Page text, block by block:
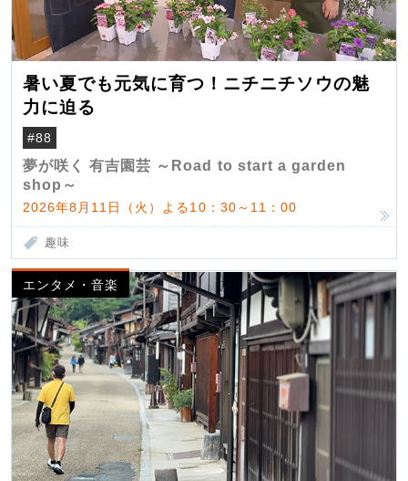
暑い夏でも元気に育つ！ニチニチソウの魅
力に迫る
#88
夢が咲く 有吉園芸 ～Road to start a garden
shop～
2026年8月11日（火）よる10：30～11：00
趣味
エンタメ・音楽